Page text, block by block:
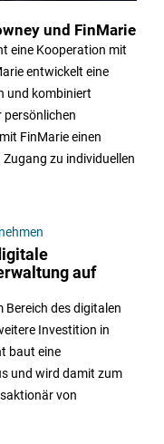
und FinMarie
eine Kooperation mit
entwickelt eine
und kombiniert
persönlichen
FinMarie einen
zu individuellen
auf
Bereich des digitalen
Investition in
baut eine
und wird damit zum
von